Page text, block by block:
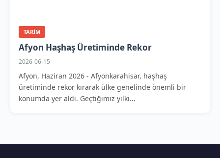
TARIM
Afyon Haşhaş Üretiminde Rekor
2026-06-15
Afyon, Haziran 2026 - Afyonkarahisar, haşhaş
üretiminde rekor kırarak ülke genelinde önemli bir
konumda yer aldı. Geçtiğimiz yılki...